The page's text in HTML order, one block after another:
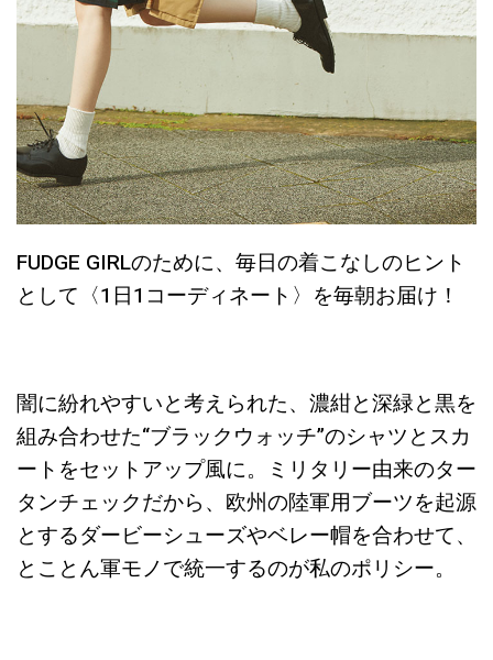
FUDGE GIRLのために、毎日の着こなしのヒント
として〈1日1コーディネート〉を毎朝お届け！
闇に紛れやすいと考えられた、濃紺と深緑と黒を
組み合わせた“ブラックウォッチ”のシャツとスカ
ートをセットアップ風に。ミリタリー由来のター
タンチェックだから、欧州の陸軍用ブーツを起源
とするダービーシューズやベレー帽を合わせて、
とことん軍モノで統一するのが私のポリシー。